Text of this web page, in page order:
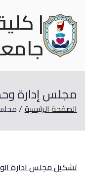
|
مجلس إدارة
الصفحة الرئيسية
تشكيل مجلس ادارة